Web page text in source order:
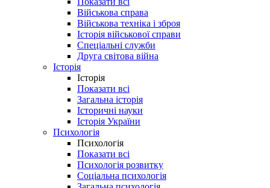
Військова справа
Військова техніка і зброя
Історія військової справи
Спеціальні служби
Друга світова війна
Історія
Історія
Показати всі
Загальна історія
Історичні науки
Історія України
Психологія
Психологія
Показати всі
Психологія розвитку
Соціальна психологія